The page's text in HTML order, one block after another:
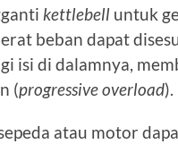
kettlebell untuk
beban dapat
isi di dalamnya,
(progressive overload).
atau motor